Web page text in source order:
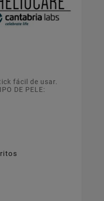
fácil de usar.
DE PELE: